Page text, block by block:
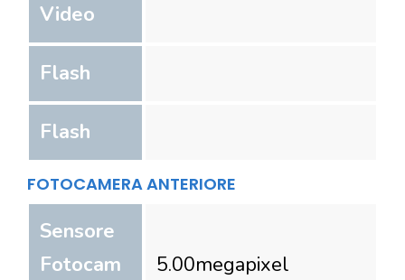
Video
Flash
Flash
FOTOCAMERA ANTERIORE
Sensore
Fotocam
5.00megapixel